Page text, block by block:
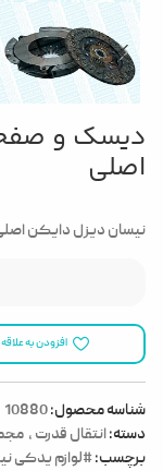
دیسک و
اصلی
نیسان دیزل دایکن
افزودن به
شناسه محصول:10880
دسته:انتقال قدرت ,
برچسب:#لوازم یدکی